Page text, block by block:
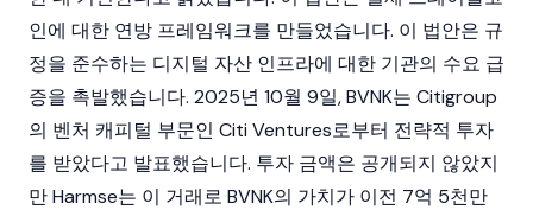
인에 대한 연방 프레임워크를 만들었습니다. 이 법안은 규
정을 준수하는 디지털 자산 인프라에 대한 기관의 수요 급
증을 촉발했습니다. 2025년 10월 9일, BVNK는 Citigroup
의 벤처 캐피털 부문인 Citi Ventures로부터 전략적 투자
를 받았다고 발표했습니다. 투자 금액은 공개되지 않았지
만 Harmse는 이 거래로 BVNK의 가치가 이전 7억 5천만